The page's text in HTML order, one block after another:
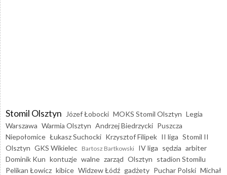
Stomil Olsztyn Józef Łobocki MOKS Stomil Olsztyn Legia
Warszawa Warmia Olsztyn Andrzej Biedrzycki Puszcza
Niepołomice Łukasz Suchocki Krzysztof Filipek II liga Stomil II
Olsztyn GKS Wikielec Bartosz Bartkowski IV liga sędzia arbiter
Dominik Kun kontuzje walne zarząd Olsztyn stadion Stomilu
Pelikan Łowicz kibice Widzew Łódź gadżety Puchar Polski Michał